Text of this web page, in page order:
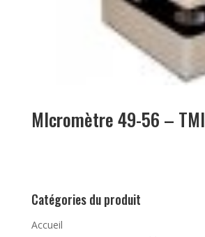
MIcromètre 49-56 – TMI
Catégories du produit
Accueil